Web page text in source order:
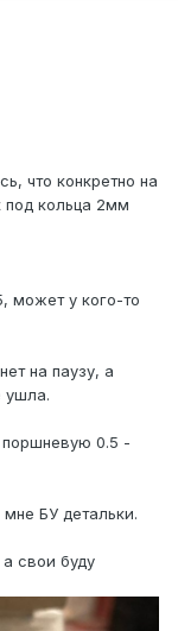
что конкретно на
под кольца 2мм
может у кого-то
на паузу, а
ушла.
поршневую 0.5 -
БУ детальки.
свои буду